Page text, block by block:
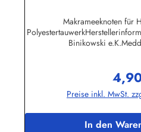
Makrameeknoten für
Binikowski
Preise inkl. MwSt.
In den